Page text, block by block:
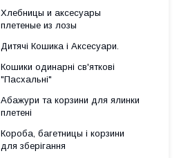
Хлебницы и аксесуары
плетеные из лозы
Дитячі Кошика і Аксесуари.
Кошики одинарні св'яткові
"Пасхальні"
Абажури та корзини для ялинки
плетені
Короба, багетницы і корзини
для зберігання